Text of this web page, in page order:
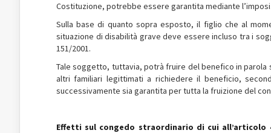
Costituzione, potrebbe essere garantita mediante
Sulla base di quanto sopra esposto, il figlio che al
situazione di disabilità grave deve essere incluso tra i
151/2001.
Tale soggetto, tuttavia, potrà fruire del benefico in parola
altri familiari legittimati a richiedere il beneficio,
successivamente sia garantita per tutta la fruizione del
Effetti sul congedo straordinario di cui all’articolo